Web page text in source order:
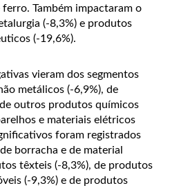
Também impactaram o
(-8,3%) e produtos
(-19,6%).
vieram dos segmentos
metálicos (-6,9%), de
outros produtos químicos
e materiais elétricos
foram registrados
borracha e de material
têxteis (-8,3%), de produtos
(-9,3%) e de produtos